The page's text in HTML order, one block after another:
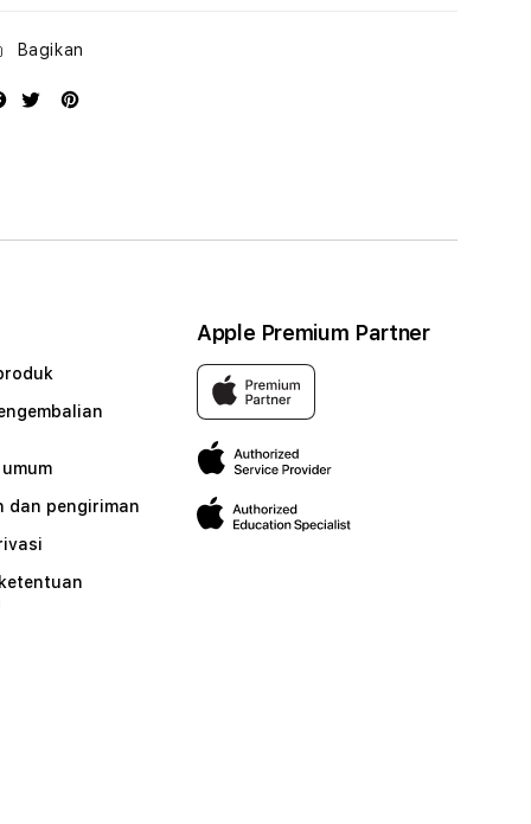
Bagikan
dan pengiriman
Apple Premium Partner